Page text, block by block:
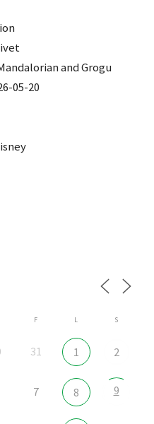
and Grogu
05-20
F L S
31 1 2
7 8 9